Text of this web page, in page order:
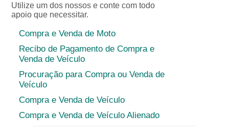
Utilize um dos nossos e conte com todo
apoio que necessitar.
Compra e Venda de Moto
Recibo de Pagamento de Compra e
Venda de Veículo
Procuração para Compra ou Venda de
Veículo
Compra e Venda de Veículo
Compra e Venda de Veículo Alienado